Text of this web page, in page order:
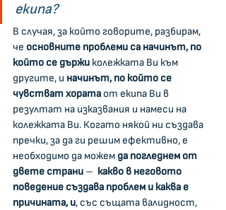
екипа?
В случая, за който говорите, разбирам,
че основните проблеми са начинът, по
който се държи колежката Ви към
другите, и начинът, по който се
чувстват хората от екипа Ви в
резултат на изказвания и намеси на
колежката Ви. Когато някой ни създава
пречки, за да ги решим ефективно, е
необходимо да можем да погледнем от
двете страни – какво в неговото
поведение създава проблем и каква е
причината, и, със същата валидност,